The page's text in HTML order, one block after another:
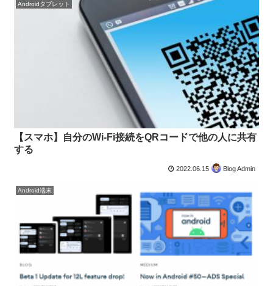
Androidタブレット
【スマホ】自分のWi-Fi接続をQRコードで他の人に共有
する
2022.06.15 Blog Admin
Android端末